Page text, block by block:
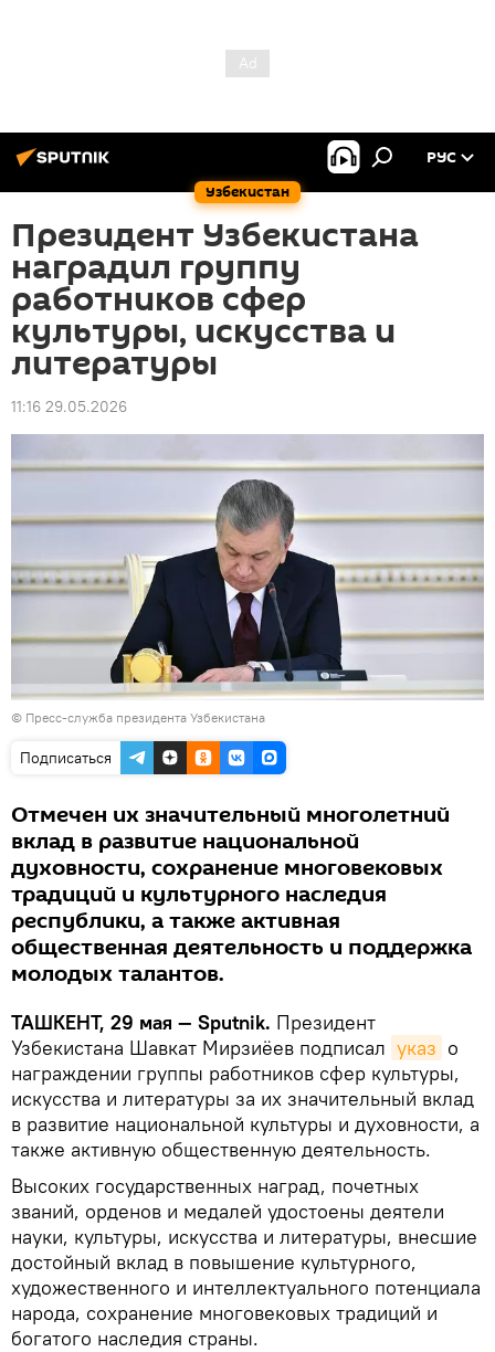
Узбекистан
РУС
Президент Узбекистана
наградил группу
работников сфер
культуры, искусства и
литературы
11:16 29.05.2026
© Пресс-служба президента Узбекистана
Подписаться
Отмечен их значительный многолетний
вклад в развитие национальной
духовности, сохранение многовековых
традиций и культурного наследия
республики, а также активная
общественная деятельность и поддержка
молодых талантов.
ТАШКЕНТ, 29 мая — Sputnik. Президент
Узбекистана Шавкат Мирзиёев подписал указ о
награждении группы работников сфер культуры,
искусства и литературы за их значительный вклад
в развитие национальной культуры и духовности, а
также активную общественную деятельность.
Высоких государственных наград, почетных
званий, орденов и медалей удостоены деятели
науки, культуры, искусства и литературы, внесшие
достойный вклад в повышение культурного,
художественного и интеллектуального потенциала
народа, сохранение многовековых традиций и
богатого наследия страны.